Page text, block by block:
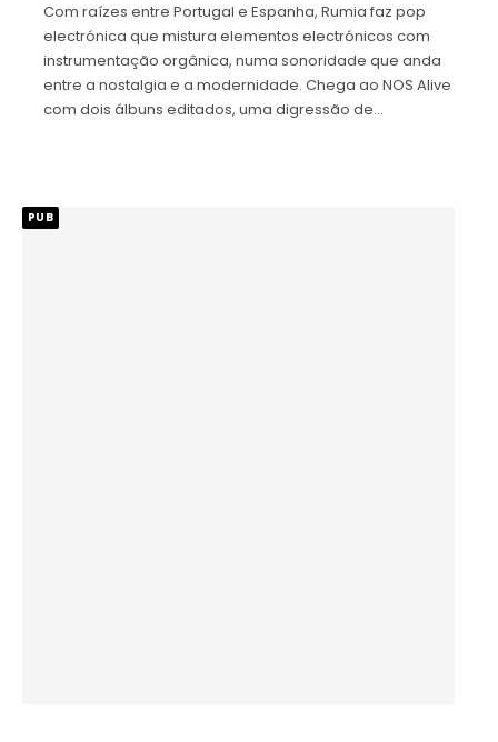
Com raízes entre Portugal e Espanha, Rumia faz pop
electrónica que mistura elementos electrónicos com
instrumentação orgânica, numa sonoridade que anda
entre a nostalgia e a modernidade. Chega ao NOS Alive
com dois álbuns editados, uma digressão de…
PUB